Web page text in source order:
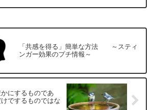
「共感を得る」簡単な方法 ～スティ
ンガー効果のプチ情報～
にするものであ
でするものではな